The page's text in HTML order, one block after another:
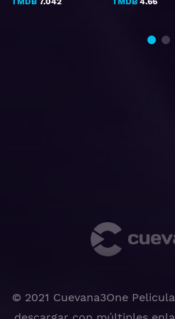
© 2021 Cuevana3One